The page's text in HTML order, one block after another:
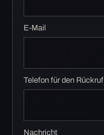
E-Mail
Telefon für den Rückruf
Nachricht